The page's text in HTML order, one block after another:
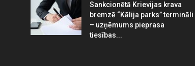
Sankcionētā Krievijas krava
bremzē “Kālija parks” termināli
– uzņēmums pieprasa
tiesības...